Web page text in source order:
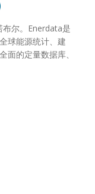
尔。Enerdata是
球能源统计、建
面的定量数据库、